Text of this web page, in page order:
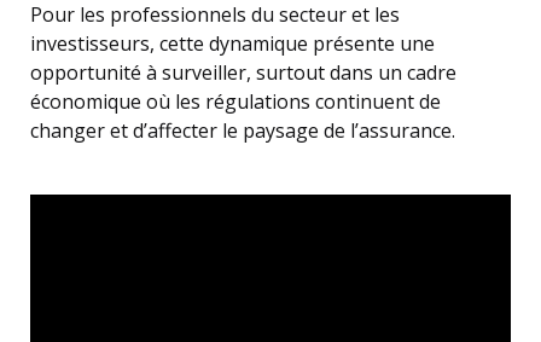
Pour les professionnels du secteur et les
investisseurs, cette dynamique présente une
opportunité à surveiller, surtout dans un cadre
économique où les régulations continuent de
changer et d’affecter le paysage de l’assurance.